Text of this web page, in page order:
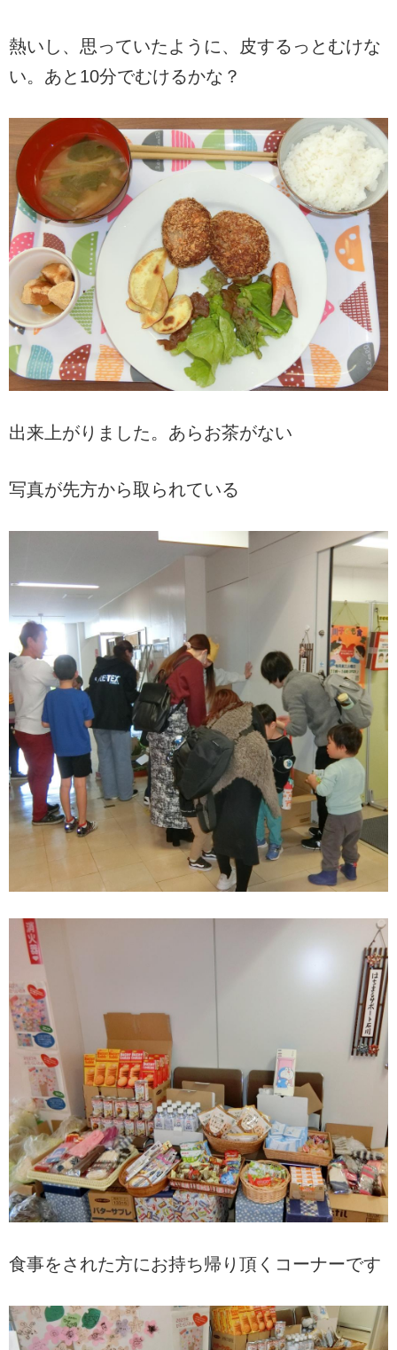
熱いし、思っていたように、皮するっとむけな
い。あと10分でむけるかな？
出来上がりました。あらお茶がない
写真が先方から取られている
食事をされた方にお持ち帰り頂くコーナーです